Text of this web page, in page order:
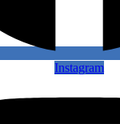
Instagram